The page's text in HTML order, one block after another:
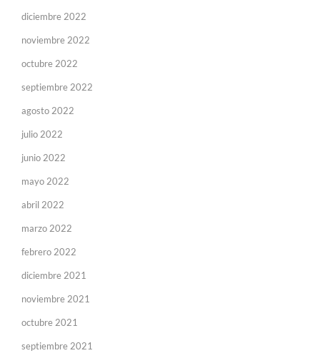
diciembre 2022
noviembre 2022
octubre 2022
septiembre 2022
agosto 2022
julio 2022
junio 2022
mayo 2022
abril 2022
marzo 2022
febrero 2022
diciembre 2021
noviembre 2021
octubre 2021
septiembre 2021